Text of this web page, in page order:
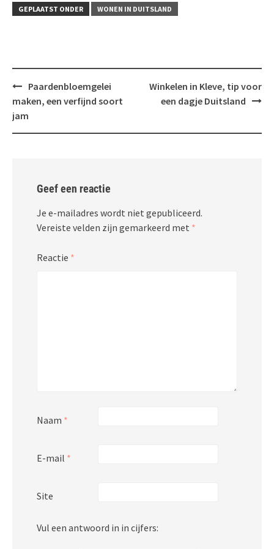
GEPLAATST ONDER WONEN IN DUITSLAND
Bericht
navigatie
Paardenbloemgelei
maken, een verfijnd soort
jam
Winkelen in Kleve, tip voor
een dagje Duitsland
Geef een reactie
Je e-mailadres wordt niet gepubliceerd.
Vereiste velden zijn gemarkeerd met *
Reactie *
Naam *
E-mail *
Site
Vul een antwoord in in cijfers: